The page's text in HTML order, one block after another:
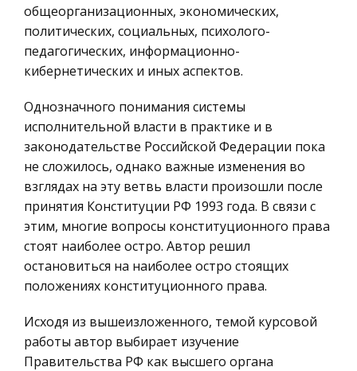
Историческая личность
География, Экономическая география
Литература, Лингвистика
Бухгалтерский учет
Налоговое право
Экологическое право
Физика
Теория государства и права
Компьютерные сети
Философия
Правоохранительные органы
Конституционное (государственное) право
распоряжение корпоративных клиентов
товары и услуги, обеспечивающие
определенный уровень
гидрологических исследований на Алтае
Например, гидрологический пост на реке Оби у
города Барнаула начал регулярные наблюдения
в 1922 году, у Камня-на-Оби такой пост открыт в
1893, на реке Бии у Бийска – в 1894, и т.д. Иными
словами для б
Логические элементы
Внутри прямоугольника изображается символ,
указывающий функциональное назначение
элемента. На рис.1 10 представлены логические
элементы, реализующие рассмотренные в п.2.2.
функции. Там же представлены
общеорганизационных, экономических,
политических, социальных, психолого-
педагогических, информационно-
кибернетических и иных аспектов.
Однозначного понимания системы
исполнительной власти в практике и в
законодательстве Российской Федерации пока
не сложилось, однако важные изменения во
взглядах на эту ветвь власти произошли после
принятия Конституции РФ 1993 года. В связи с
этим, многие вопросы конституционного права
стоят наиболее остро. Автор решил
остановиться на наиболее остро стоящих
положениях конституционного права.
Исходя из вышеизложенного, темой курсовой
работы автор выбирает изучение
Правительства РФ как высшего органа